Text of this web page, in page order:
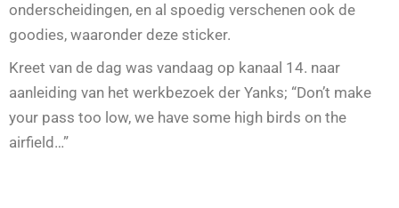
onderscheidingen, en al spoedig verschenen ook de
goodies, waaronder deze sticker.
Kreet van de dag was vandaag op kanaal 14. naar
aanleiding van het werkbezoek der Yanks; “Don’t make
your pass too low, we have some high birds on the
airfield…”